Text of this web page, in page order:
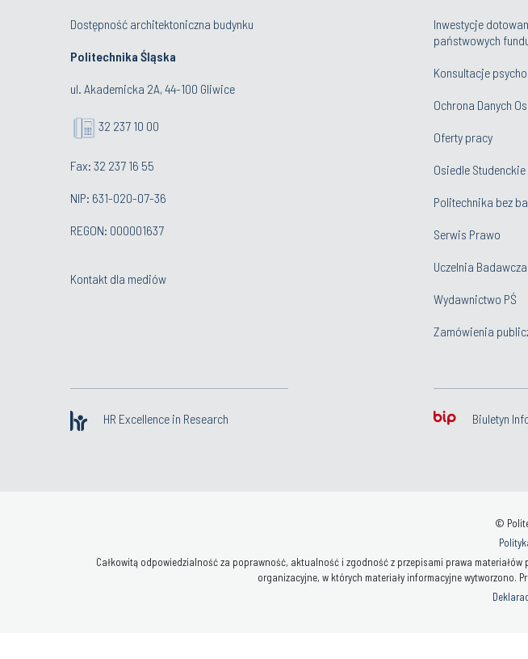
Dostępność architektoniczna budynku
Politechnika Śląska
ul. Akademicka 2A, 44-100 Gliwice
32 237 10 00
Fax: 32 237 16 55
NIP: 631-020-07-36
REGON: 000001637
Kontakt dla mediów
Inwestycje
państwowych
Konsultacje
Ochrona Danych
Oferty pracy
Osiedle Studenckie
Politechnika bez
Serwis Prawo
Uczelnia Badawcza
Wydawnictwo PŚ
Zamówienia
HR Excellence in Research Biuletyn
©
Całkowitą odpowiedzialność za poprawność, aktualność i zgodność z przepisami prawa
organizacyjne, w których materiały informacyjne wytworzono.